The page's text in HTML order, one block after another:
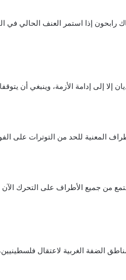
رابحون إذا استمر العنف الحالي في
إلا إلى إدامة الأزمة، وينبغي أن
المعنية للحد من التوترات على
من جميع الأطراف على التحرك الآن
الضفة الغربية لاعتقال